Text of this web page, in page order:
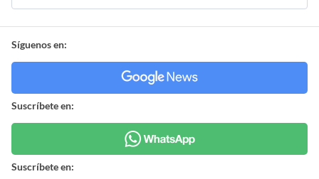
Síguenos en:
Suscríbete en:
Suscríbete en: